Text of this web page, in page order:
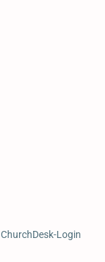
ChurchDesk-Login